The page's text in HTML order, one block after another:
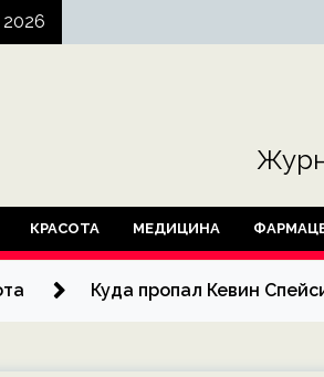
2026
КРАСОТА МЕДИЦИНА
Куда пропал Кевин